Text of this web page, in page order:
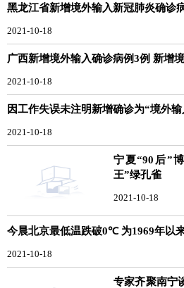
黑龙江省新增境外输入新冠肺炎确诊
2021-10-18
广西新增境外输入确诊病例3例 新增
2021-10-18
因工作失误未注明新增确诊为“境外
2021-10-18
宁夏“90后”
王”绿孔雀
2021-10-18
今晨北京最低温跌破0℃ 为1969年以
2021-10-18
专家齐聚南宁